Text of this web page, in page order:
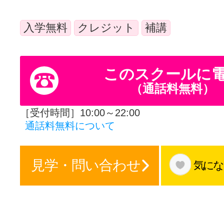
特集をみる
グッドスク
掲載のお問
サイトマッ
入学無料 クレジット 補講
このスクールに
（通話料無料）
［受付時間］10:00～22:00
通話料無料について
見学・問い合わせ 気に